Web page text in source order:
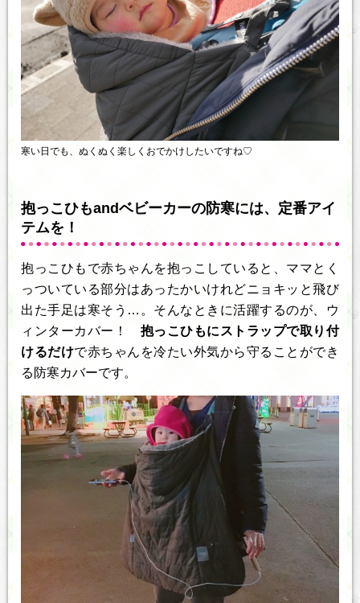
寒い日でも、ぬくぬく楽しくおでかけしたいですね♡
抱っこひもandベビーカーの防寒には、定番アイ
テムを！
抱っこひもで赤ちゃんを抱っこしていると、ママとく
っついている部分はあったかいけれどニョキッと飛び
出た手足は寒そう…。そんなときに活躍するのが、ウ
ィンターカバー！ 抱っこひもにストラップで取り付
けるだけで赤ちゃんを冷たい外気から守ることができ
る防寒カバーです。